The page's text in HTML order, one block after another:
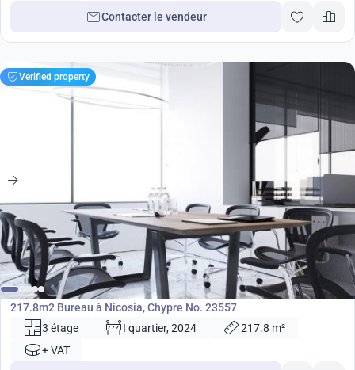
Contacter le vendeur
Verified property
€ 882 000
Bureau
217.8m2 Bureau à Nicosia, Chypre No. 23557
3 étage
I quartier, 2024
217.8 m²
+ VAT